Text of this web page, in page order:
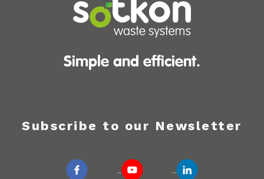
Simple and efficient.
Subscribe to our Newsletter